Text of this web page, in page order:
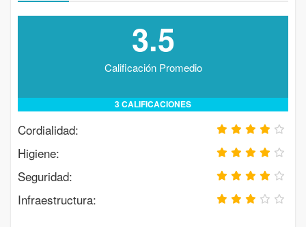
3.5
Calificación Promedio
3 CALIFICACIONES
Cordialidad:
Higiene:
Seguridad:
Infraestructura: